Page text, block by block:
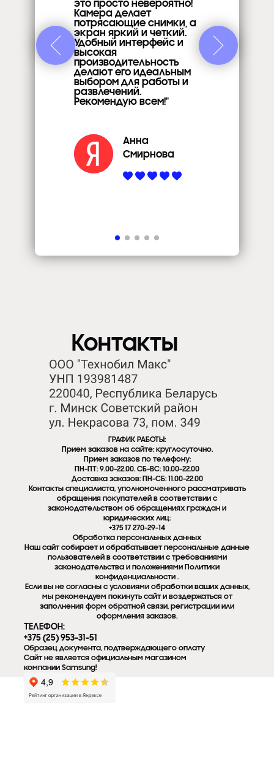
это просто невероятно!
Камера делает
потрясающие снимки, а
экран яркий и четкий.
Удобный интерфейс и
высокая
производительность
делают его идеальным
выбором для работы и
развлечений.
Рекомендую всем!"
Анна
Смирнова
Контакты
ГРАФИК РАБОТЫ:
Прием заказов на сайте: круглосуточно.
Прием заказов по телефону:
ПН-ПТ: 9.00-22.00. СБ-ВС: 10.00-22.00
Доставка заказов: ПН-СБ: 11.00-22.00
Контакты специалиста, уполномоченного рассматривать
обращения покупателей в соответствии с
законодательством об обращениях граждан и
юридических лиц:
+375 17 270-29-14
Обработка персональных данных
Наш сайт собирает и обрабатывает персональные данные
пользователей в соответствии с требованиями
законодательства и положениями Политики
конфиденциальности .
Если вы не согласны с условиями обработки ваших данных,
мы рекомендуем покинуть сайт и воздержаться от
заполнения форм обратной связи, регистрации или
оформления заказов.
ТЕЛЕФОН:
+375 (25) 953-31-51
Образец документа, подтверждающего оплату
Сайт не является официальным магазином
компании Samsung!